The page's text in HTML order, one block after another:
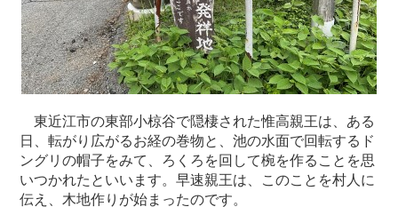
東近江市の東部小椋谷で隠棲された惟高親王は、ある
日、転がり広がるお経の巻物と、池の水面で回転するド
ングリの帽子をみて、ろくろを回して椀を作ることを思
いつかれたといいます。早速親王は、このことを村人に
伝え、木地作りが始まったのです。